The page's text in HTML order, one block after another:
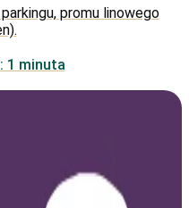
promu linowego
1 minuta